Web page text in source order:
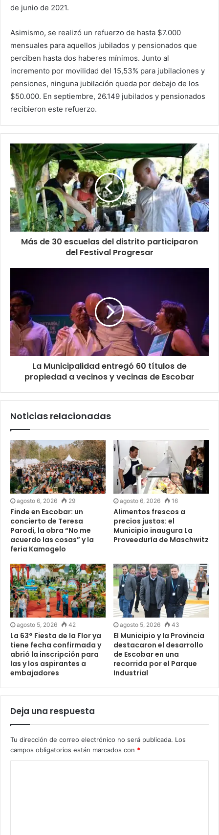
de junio de 2021.
Asimismo, se realizó un refuerzo de hasta $7.000
mensuales para aquellos jubilados y pensionados que
perciben hasta dos haberes mínimos. Junto al
incremento por movilidad del 15,53% para jubilaciones y
pensiones, ninguna jubilación queda por debajo de los
$50.000. En septiembre, 26.149 jubilados y pensionados
recibieron este refuerzo.
Más de 30 escuelas del distrito participaron
del Festival Progresar
La Municipalidad entregó 60 títulos de
propiedad a vecinos y vecinas de Escobar
Noticias relacionadas
agosto 6, 2026 29
Finde en Escobar: un
concierto de Teresa
Parodi, la obra “No me
acuerdo las cosas” y la
feria Kamogelo
agosto 6, 2026 16
Alimentos frescos a
precios justos: el
Municipio inaugura La
Proveeduría de Maschwitz
agosto 5, 2026 42
La 63° Fiesta de la Flor ya
tiene fecha confirmada y
abrió la inscripción para
las y los aspirantes a
embajadores
agosto 5, 2026 43
El Municipio y la Provincia
destacaron el desarrollo
de Escobar en una
recorrida por el Parque
Industrial
Deja una respuesta
Tu dirección de correo electrónico no será publicada. Los
campos obligatorios están marcados con *